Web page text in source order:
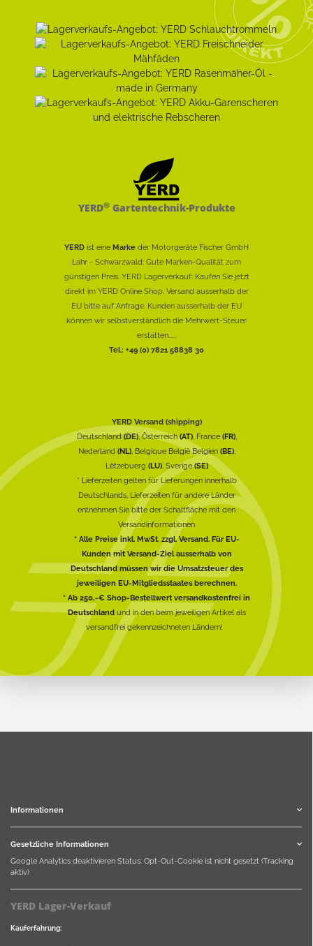
YERD®Gartentechnik-Produkte
YERD ist eine Marke der Motorgeräte Fischer GmbH
Lahr - Schwarzwald: Gute Marken-Qualität zum
günstigen Preis. YERD Lagerverkauf: Kaufen Sie jetzt
direkt im YERD Online Shop. Versand ausserhalb der
EU bitte auf Anfrage. Kunden ausserhalb der EU
können wir selbstverständlich die Mehrwert-Steuer
erstatten......
Tel.: +49 (0) 7821 58838 30
YERD Versand (shipping)
Deutschland(DE), Österreich(AT), France (FR),
Nederland (NL), Belgique België Belgien (BE),
Lëtzebuerg (LU), Sverige(SE)
* Lieferzeiten gelten für Lieferungen innerhalb
Deutschlands, Lieferzeiten für andere Länder
entnehmen Sie bitte der Schaltfläche mit den
Versandinformationen
* Alle Preise inkl. MwSt. zzgl. Versand. Für EU-
Kunden mit Versand-Ziel ausserhalb von
Deutschland müssen wir die Umsatzsteuer des
jeweiligen EU-Mitgliedsstaates berechnen.
* Ab 250,-€ Shop-Bestellwert versandkostenfrei in
Deutschlandund in den beim jeweiligen Artikel als
versandfrei gekennzeichneten Ländern!
Informationen
Gesetzliche Informationen
Google Analytics deaktivieren Status: Opt-Out-Cookie ist nicht gesetzt (Tracking
aktiv)
YERD Lager-Verkauf
Kauferfahrung: